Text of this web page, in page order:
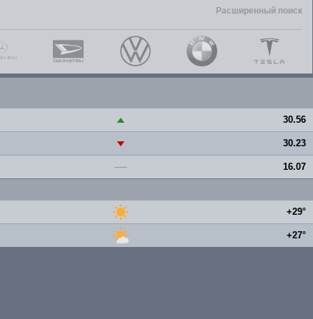
Расширенный поиск
▲ 30.56
▼ 30.23
— 16.07
+29°
+27°